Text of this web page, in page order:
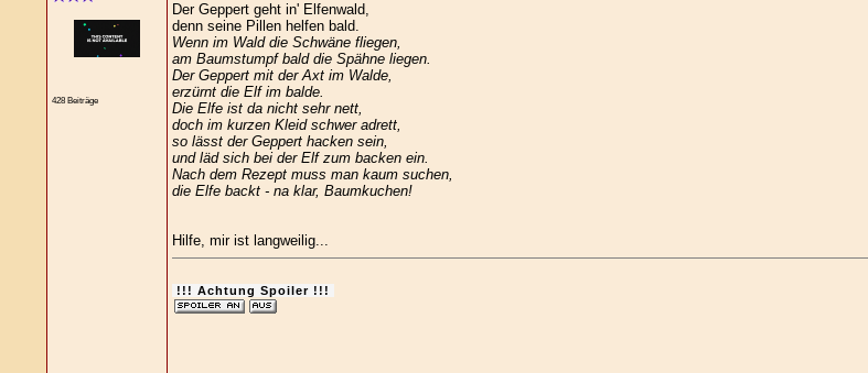
428 Beiträge
Der Geppert geht in' Elfenwald,
denn seine Pillen helfen bald.
Wenn im Wald die Schwäne fliegen,
am Baumstumpf bald die Spähne liegen.
Der Geppert mit der Axt im Walde,
erzürnt die Elf im balde.
Die Elfe ist da nicht sehr nett,
doch im kurzen Kleid schwer adrett,
so lässt der Geppert hacken sein,
und läd sich bei der Elf zum backen ein.
Nach dem Rezept muss man kaum suchen,
die Elfe backt - na klar, Baumkuchen!
Hilfe, mir ist langweilig...
!!! Achtung Spoiler !!!